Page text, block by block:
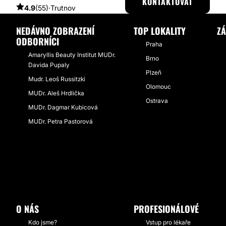
4.9(55)·Trutnov
NEDÁVNO ZOBRAZENÍ
ODBORNÍCI
Amaryllis Beauty Institut MUDr.
Davida Pupaly
Mudr. Leoš Russitzki
MUDr. Aleš Hrdlička
MUDr. Dagmar Kubicová
MUDr. Petra Pastorová
TOP LOKALITY
Praha
Brno
Plzeň
Olomouc
Ostrava
O NÁS
Kdo jsme?
PROFESIONÁLOVÉ
Vstup pro lékaře